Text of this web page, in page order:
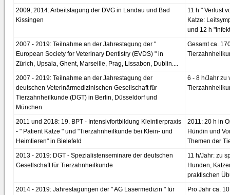
2009, 2014: Arbeitstagung der DVG in Landau und Bad
Kissingen
11 h " Verlust
Katze:
und 12 h
2007 - 2019: Teilnahme an der Jahrestagung der "
European Society for Veterinary Dentistry (EVDS) " in
Zürich, Upsala, Ghent, Marseille, Prag, Lissabon, Dublin....
Gesamt ca.
2007 - 2019: Teilnahme an der Jahrestagung der
deutschen Veterinärmedizinischen Gesellschaft für
Tierzahnheilkunde (DGT) in Berlin, Düsseldorf und
München
6 - 8 h/Jahr zu
2011 und 2018: 19. BPT - Intensivfortbildung Kleintierpraxis
- " Patient Katze " und "Tierzahnheilkunde bei Klein- und
Heimtieren" in Bielefeld
2011: 20 h in
Hündin und
Themen der
2013 - 2019: DGT - Spezialistenseminare der deutschen
Gesellschaft für Tierzahnheilkunde
11 h/Jahr: zu
Hunden,
praktischen
2014 - 2019: Jahrestagungen der " AG Lasermedizin " für
Pro Jahr ca.